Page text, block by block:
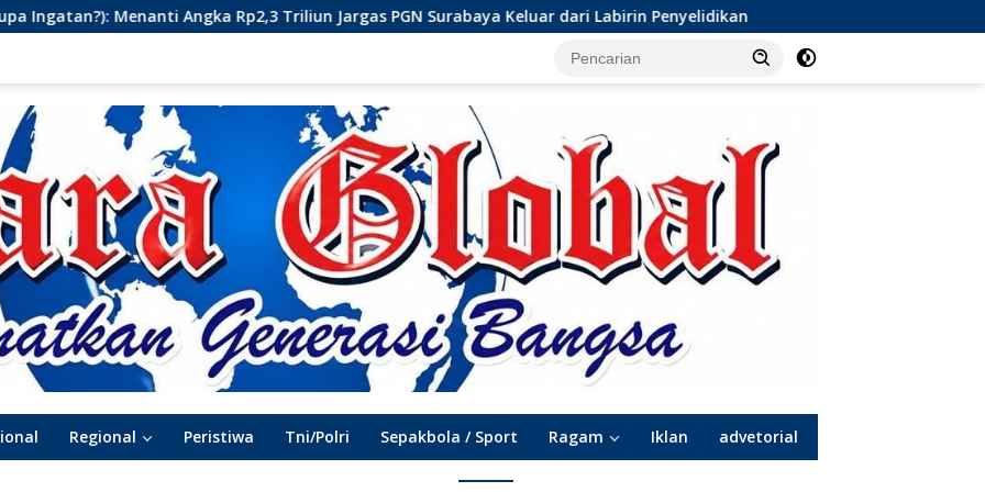
Triliun Jargas PGN Surabaya Keluar dari Labirin Penyelidikan Dinamika Baru Sepak Bola Surabaya: Kepindahan
Regional Peristiwa Tni/Polri Sepakbola / Sport Ragam Iklan advetorial